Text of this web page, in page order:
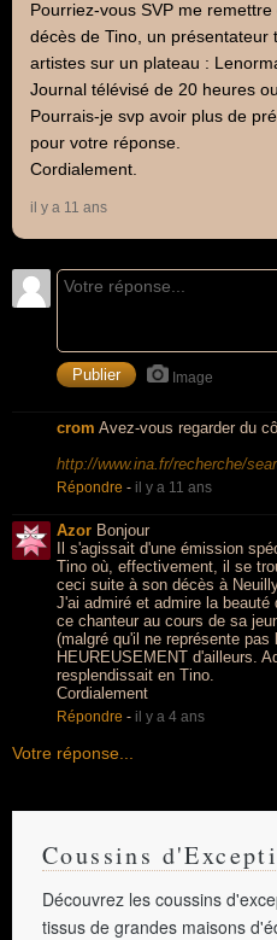
Pourriez-vous SVP me
décès de Tino, un présentateur
artistes sur un plateau :
Journal télévisé de 20 heures
Pourrais-je svp avoir plus de
pour votre réponse.
Cordialement.
il y a 11 ans
Image
crom Avez-vous regarder du
http://www.ina.fr/recherche/
Répondre - il y a 11 ans
Azor Bonjour
Il s'agissait d'une émission
Tino où, effectivement, il se
ceci suite à son décès à
J'ai admiré et admire la
ce chanteur au cours de sa
(malgré qu'il ne représente
HEUREUSEMENT d'ailleurs.
resplendissait en Tino.
Cordialement
Répondre - il y a 4 ans
Votre réponse...
Coussins
Découvrez les coussins
tissus de grandes maisons